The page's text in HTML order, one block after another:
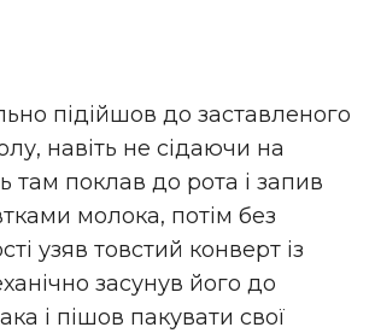
підійшов до заставленого
навіть не сідаючи на
там поклав до рота і запив
молока, потім без
узяв товстий конверт із
засунув його до
і пішов пакувати свої